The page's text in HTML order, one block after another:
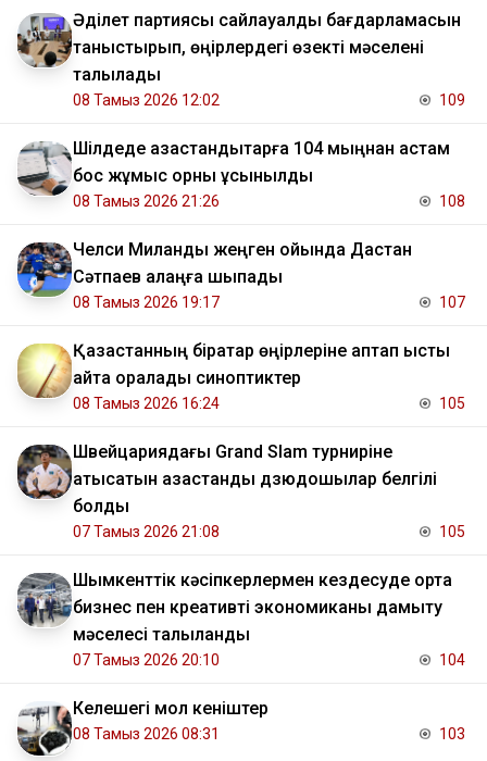
Әділет партиясы сайлауалды бағдарламасын
таныстырып, өңірлердегі өзекті мәселені
талқылады
08 Тамыз 2026 12:02 109
​Шілдеде қазақстандықтарға 104 мыңнан астам
бос жұмыс орны ұсынылды
08 Тамыз 2026 21:26 108
Челси Миланды жеңген ойында Дастан
Сәтпаев алаңға шықпады
08 Тамыз 2026 19:17 107
Қазақстанның бірқатар өңірлеріне аптап ыстық
қайта оралады синоптиктер
08 Тамыз 2026 16:24 105
Швейцариядағы Grand Slam турниріне
қатысатын қазақстандық дзюдошылар белгілі
болды
07 Тамыз 2026 21:08 105
Шымкенттік кәсіпкерлермен кездесуде орта
бизнес пен креативті экономиканы дамыту
мәселесі талқыланды
07 Тамыз 2026 20:10 104
Келешегі мол кеніштер
08 Тамыз 2026 08:31 103